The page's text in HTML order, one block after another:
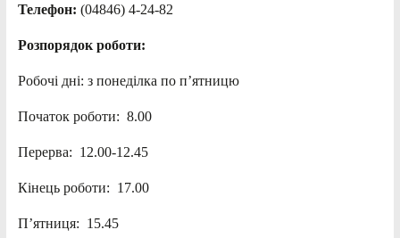
Телефон: (04846) 4-24-82
Розпорядок роботи:
Робочі дні: з понеділка по п’ятницю
Початок роботи: 8.00
Перерва: 12.00-12.45
Кінець роботи: 17.00
П’ятниця: 15.45